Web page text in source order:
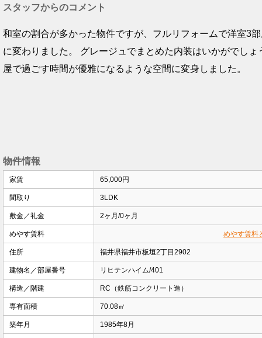
スタッフからのコメント
和室の割合が多かった物件ですが、フルリフォームで洋室3
に変わりました。 グレージュでまとめた内装はいかがでしょ
屋で過ごす時間が優雅になるような空間に変身しました。
物件情報
家賃 65,000円
間取り 3LDK
敷金／礼金 2ヶ月/0ヶ月
めやす賃料 めやす賃料
住所 福井県福井市板垣2丁目2902
建物名／部屋番号 リヒテンハイム/401
構造／階建 RC（鉄筋コンクリート造）
専有面積 70.08㎡
築年月 1985年8月